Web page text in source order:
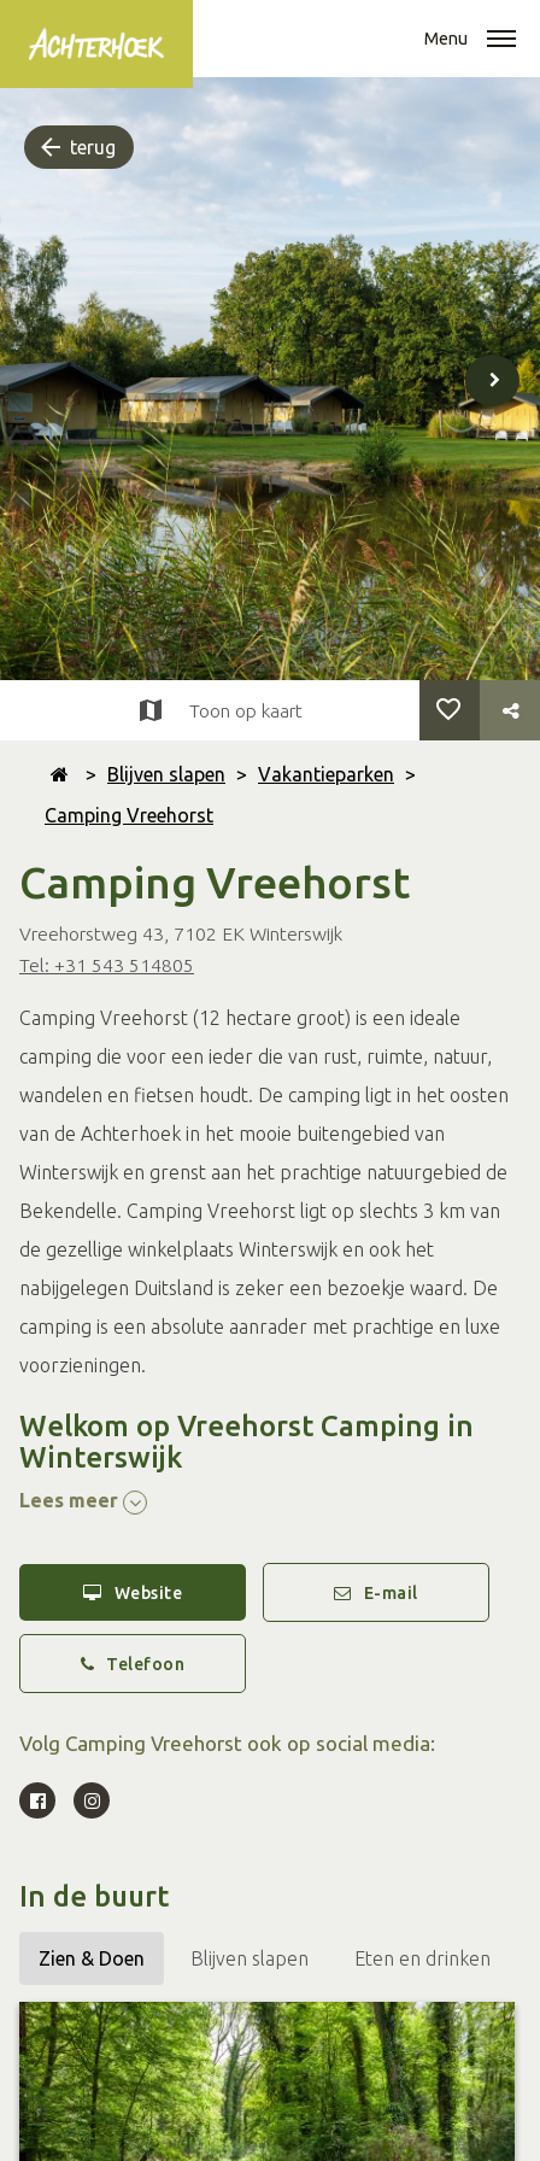
Menu
terug
> Blijven slapen > Vakantieparken >
Camping Vreehorst
Camping Vreehorst
Vreehorstweg 43, 7102 EK Winterswijk
Tel: +31 543 514805
Toon op kaart
Camping Vreehorst (12 hectare groot) is een ideale
camping die voor een ieder die van rust, ruimte, natuur,
wandelen en fietsen houdt. De camping ligt in het oosten
van de Achterhoek in het mooie buitengebied van
Winterswijk en grenst aan het prachtige natuurgebied de
Bekendelle. Camping Vreehorst ligt op slechts 3 km van
de gezellige winkelplaats Winterswijk en ook het
nabijgelegen Duitsland is zeker een bezoekje waard. De
camping is een absolute aanrader met prachtige en luxe
voorzieningen.
Welkom op Vreehorst Camping in
Winterswijk
Vreehorst Camping in Winterswijk is een moderne en luxe
camping, gelegen in “Nationaal Landschap Winterswijk”,
en fietsen kunnen dan ook hun hart ophalen in dit unieke
kinderen; een buiten- en binnenzwembad met een apart
peuterbad, een speeltuin met springkussen en een
een recreatieprogramma voor kinderen tot 11 jaar.
Prachtig sanitair
Camping Vreehorst weet dat goed en schoon sanitair
belangrijk is. Hier wordt dan ook veel zorg aan besteed.
Lees meer
Website E-mail
Telefoon
Volg Camping Vreehorst ook op social media:
In de buurt
Zien & Doen Blijven slapen Eten en drinken